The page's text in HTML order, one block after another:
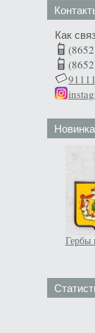
Как
Новинка
Гербы